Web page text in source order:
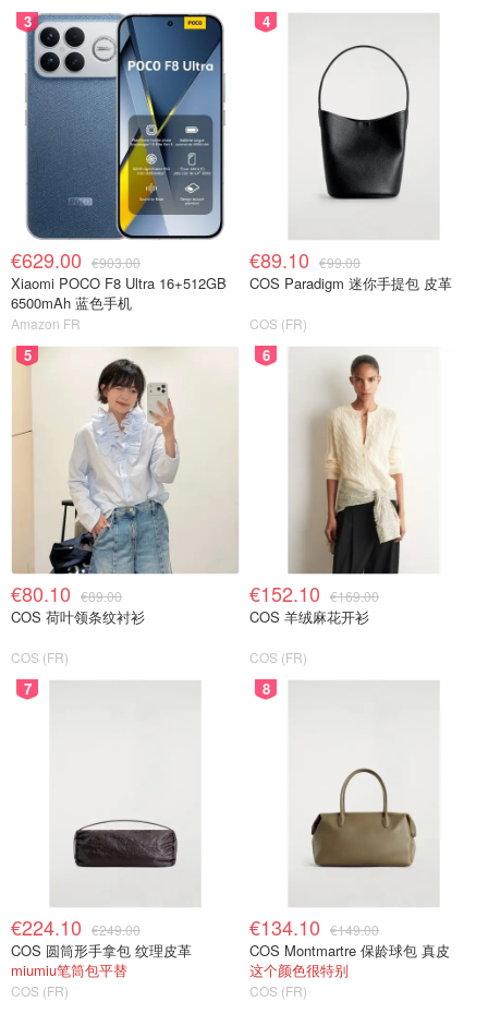
🗂️公司 📁工作内容 🧑‍💻职位要求
PA.COTTE
制定、管理并负责国
际营销战略
在全球范围内构建品
牌定位和价值主张
制定并实施在法国、
欧洲和国际范围内的
传播战略
确保形象（产品、网
站、内容、数字和实
体体验）的整体一致
与团队共同定义实体
和数字体验
在产品开发和品牌定
位之间进行战略决策
的协调
制定营销绩效指标并
确保对其进行监控
在奢侈品领域发展业
务合作伙伴关系
为国际市场发展合作
偶尔在家办公
最低硕士学位
（Bac+5）
拥有奢侈品行业经验者
相关MBA学位者更
佳）
2至3年国际战略营销
管理或领导经验
投资亚洲和/或美国市
场是一项优势
具备在高层进行干预并
做出关键决策的能力
英语流利（会普通话者
优先）
强有力的领导、自主权
以及构建不断发展的职
能的能力
能够运用协作而非指令
式方法说服和调动团队
中法会计助理实习/学徒 📍巴黎75
🧑‍💻职位要求
Aurelex
归档和整理客户及
供应商发票
为注册会计师准备
会计文件
会计学本科、专业学位、硕士
一年级或二年级学生
严谨、可靠、注重细节和保密
精通 Excel 和 Pennylane
对精密工作感兴趣
需要具备会计方面的相关经
薪资
3
€629.00 €903.00
Xiaomi POCO F8 Ultra 16+512GB
6500mAh 蓝色手机
Amazon FR
4
€89.10 €99.00
COS Paradigm 迷你手提包 皮革
COS (FR)
5
€80.10 €89.00
COS 荷叶领条纹衬衫
COS (FR)
6
€152.10 €169.00
COS 羊绒麻花开衫
COS (FR)
7
€224.10 €249.00
COS 圆筒形手拿包 纹理皮革
miumiu笔筒包平替
COS (FR)
8
€134.10 €149.00
COS Montmartre 保龄球包 真皮
这个颜色很特别
COS (FR)